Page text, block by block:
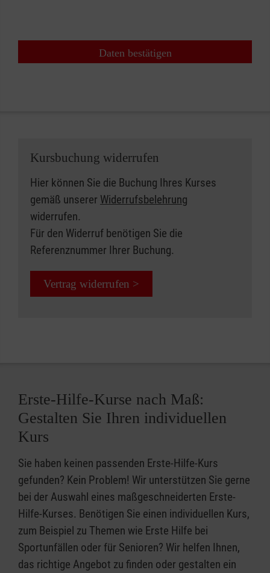
Daten bestätigen
Kursbuchung widerrufen
Hier können Sie die Buchung Ihres Kurses
gemäß unserer Widerrufsbelehrung
widerrufen.
Für den Widerruf benötigen Sie die
Referenznummer Ihrer Buchung.
Vertrag widerrufen >
Erste-Hilfe-Kurse nach Maß:
Gestalten Sie Ihren individuellen
Kurs
Sie haben keinen passenden Erste-Hilfe-Kurs
gefunden? Kein Problem! Wir unterstützen Sie gerne
bei der Auswahl eines maßgeschneiderten Erste-
Hilfe-Kurses. Benötigen Sie einen individuellen Kurs,
zum Beispiel zu Themen wie Erste Hilfe bei
Sportunfällen oder für Senioren? Wir helfen Ihnen,
das richtige Angebot zu finden oder gestalten ein